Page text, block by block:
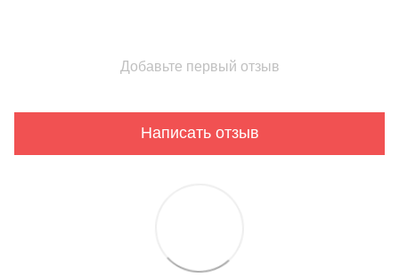
Добавьте первый отзыв
Написать отзыв